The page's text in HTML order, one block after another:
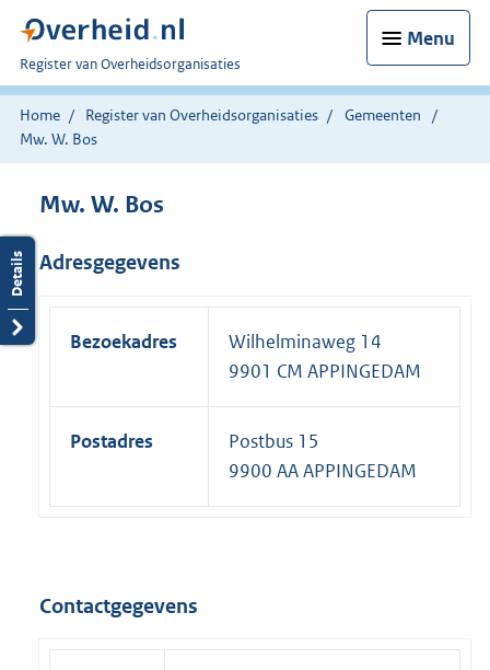
Menu
U
bent
nu
hier:
Register van Overheidsorganisaties
Home Register van Overheidsorganisaties
Gemeenten
Mw. W. Bos
Mw. W. Bos
Adresgegevens
Bezoekadres
Wilhelminaweg 14
9901 CM APPINGEDAM
Postadres
Postbus 15
9900 AA APPINGEDAM
Contactgegevens